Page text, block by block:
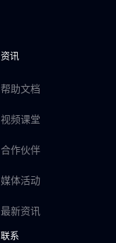
资讯
帮助文档
视频课堂
合作伙伴
媒体活动
最新资讯
联系